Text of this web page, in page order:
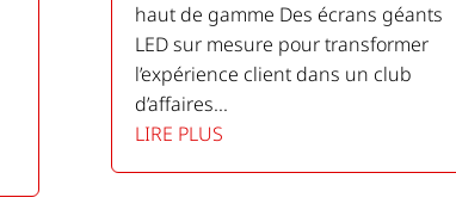
haut de gamme Des écrans géants
LED sur mesure pour transformer
l’expérience client dans un club
d’affaires...
LIRE PLUS